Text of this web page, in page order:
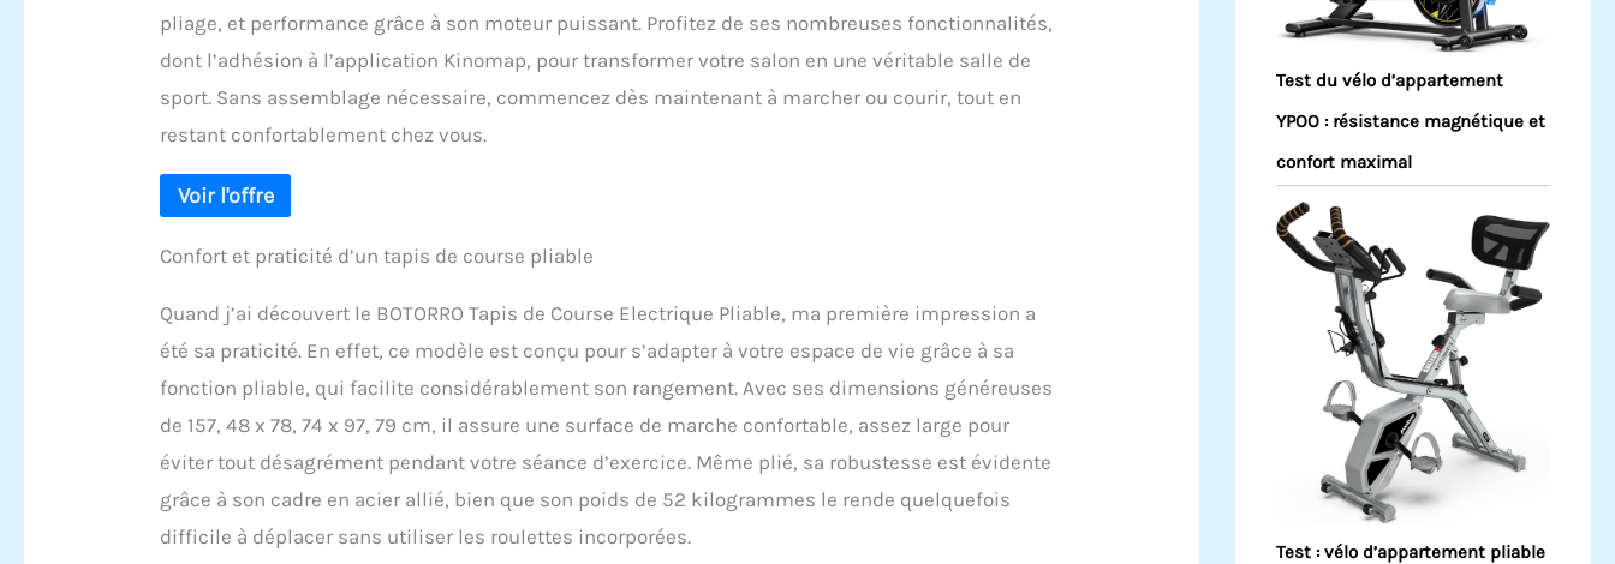
pliage, et performance grâce à son moteur puissant. Profitez de ses nombreuses fonctionnalités,
dont l’adhésion à l’application Kinomap, pour transformer votre salon en une véritable salle de
sport. Sans assemblage nécessaire, commencez dès maintenant à marcher ou courir, tout en
restant confortablement chez vous.
Confort et praticité d’un tapis de course pliable
Quand j’ai découvert le BOTORRO Tapis de Course Electrique Pliable, ma première impression a
été sa praticité. En effet, ce modèle est conçu pour s’adapter à votre espace de vie grâce à sa
fonction pliable, qui facilite considérablement son rangement. Avec ses dimensions généreuses
de 157, 48 x 78, 74 x 97, 79 cm, il assure une surface de marche confortable, assez large pour
éviter tout désagrément pendant votre séance d’exercice. Même plié, sa robustesse est évidente
grâce à son cadre en acier allié, bien que son poids de 52 kilogrammes le rende quelquefois
difficile à déplacer sans utiliser les roulettes incorporées.
Test du vélo d’appartement
YPOO : résistance magnétique et
confort maximal
Test : vélo d’appartement pliable